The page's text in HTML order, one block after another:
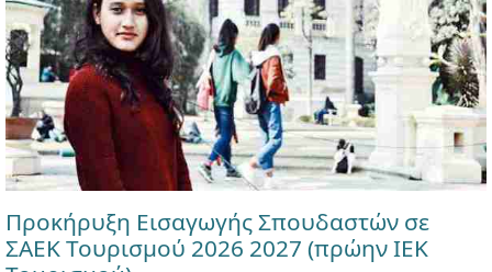
Προκήρυξη Εισαγωγής Σπουδαστών σε
ΣΑΕΚ Τουρισμού 2026 2027 (πρώην ΙΕΚ